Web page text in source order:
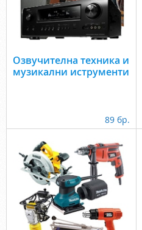
Озвучителна техника и
музикални иструменти
89 бр.